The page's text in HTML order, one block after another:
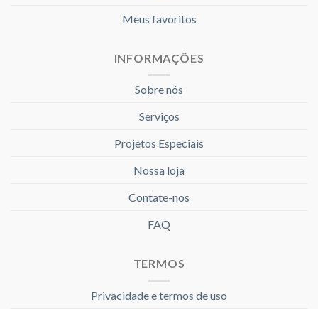
Meus favoritos
INFORMAÇÕES
Sobre nós
Serviços
Projetos Especiais
Nossa loja
Contate-nos
FAQ
TERMOS
Privacidade e termos de uso